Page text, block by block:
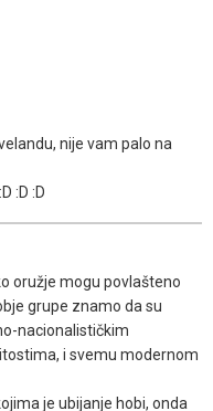
nije vam palo na
:D :D
oružje mogu povlašteno
grupe znamo da su
nacionalističkim
i svemu modernom
je ubijanje hobi, onda